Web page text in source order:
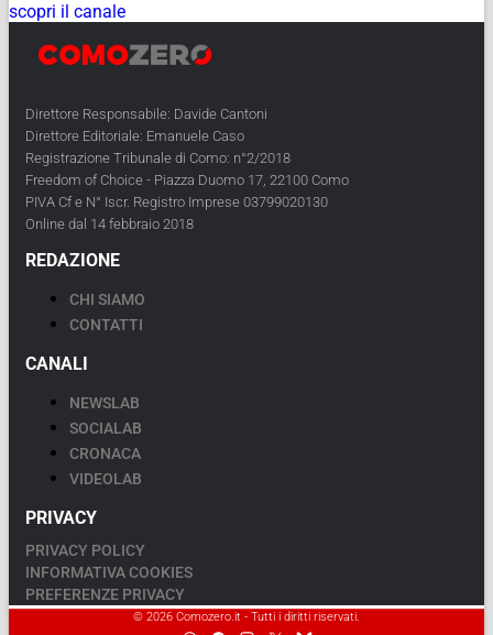
scopri il canale
Direttore Responsabile: Davide Cantoni
Direttore Editoriale: Emanuele Caso
Registrazione Tribunale di Como: n°2/2018
Freedom of Choice - Piazza Duomo 17, 22100 Como
PIVA Cf e N° Iscr. Registro Imprese 03799020130
Online dal 14 febbraio 2018
REDAZIONE
CHI SIAMO
CONTATTI
CANALI
NEWSLAB
SOCIALAB
CRONACA
VIDEOLAB
PRIVACY
PRIVACY POLICY
INFORMATIVA COOKIES
PREFERENZE PRIVACY
© 2026 Comozero.it - Tutti i diritti riservati.